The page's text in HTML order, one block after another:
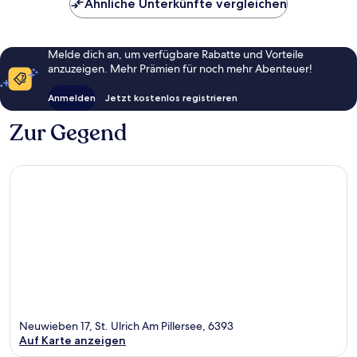
Ähnliche Unterkünfte vergleichen
Melde dich an, um verfügbare Rabatte und Vorteile
anzuzeigen. Mehr Prämien für noch mehr Abenteuer!
Anmelden Jetzt kostenlos registrieren
Zur Gegend
Neuwieben 17, St. Ulrich Am Pillersee, 6393
Auf Karte anzeigen